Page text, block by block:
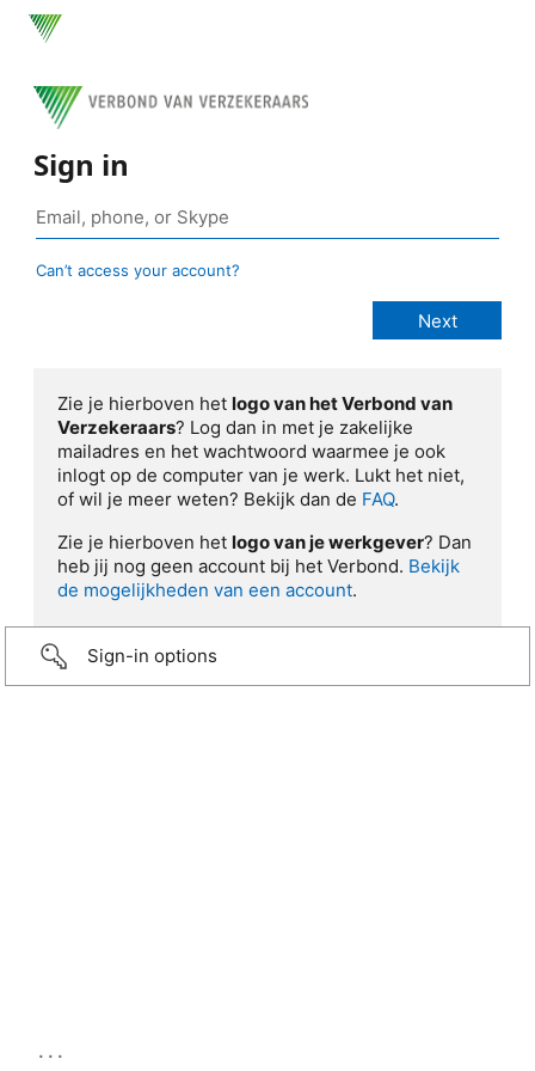
Sign in
Can’t access your account?
Zie je hierboven het logo van het Verbond van
Verzekeraars? Log dan in met je zakelijke
mailadres en het wachtwoord waarmee je ook
inlogt op de computer van je werk. Lukt het niet,
of wil je meer weten? Bekijk dan de FAQ.
Zie je hierboven het logo van je werkgever? Dan
heb jij nog geen account bij het Verbond. Bekijk
de mogelijkheden van een account.
Sign-in options
...